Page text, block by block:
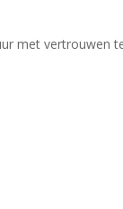
met vertrouwen